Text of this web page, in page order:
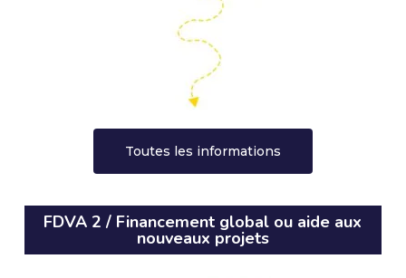
Toutes les informations
FDVA 2 / Financement global ou aide aux
nouveaux projets